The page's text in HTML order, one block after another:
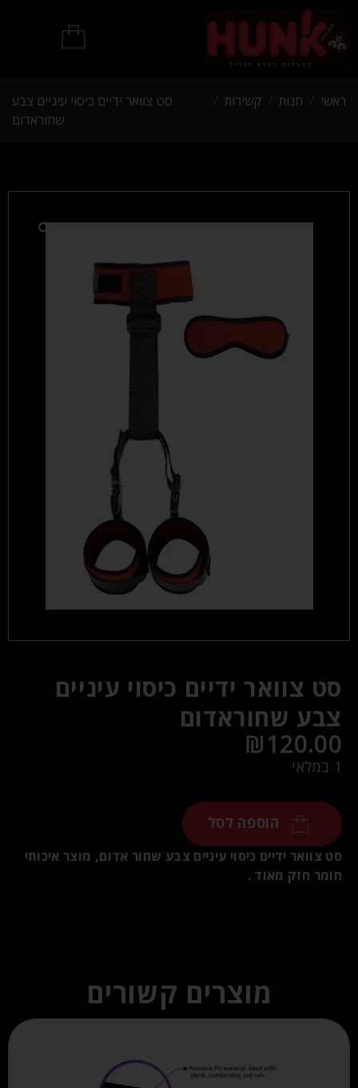
ראשי חנות קשירות
סט צוואר ידיים כיסוי עיניים צבע
שחוראדום
סט צוואר ידיים כיסוי עיניים
צבע שחוראדום
₪120.00
1 במלאי
הוספה לסל
סט צוואר ידיים כיסוי עיניים צבע שחור אדום, מוצר איכותי
חומר חזק מאוד .
מוצרים קשורים